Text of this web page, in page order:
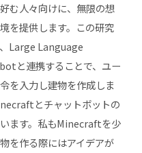
む人々向けに、無限の想
を提供します。この研究
Large Language
と連携することで、ユー
を入力し建物を作成しま
とチャットボットの
ます。私もMinecraftを少
を作る際にはアイデアが